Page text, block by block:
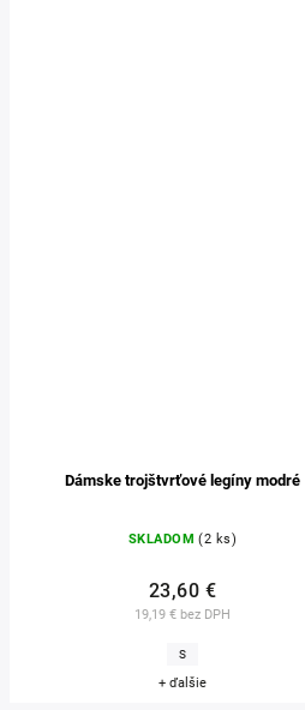
Dámske trojštvrťové legíny modré
SKLADOM (2 ks)
19,19 € bez DPH
23,60 €
S
+ ďalšie